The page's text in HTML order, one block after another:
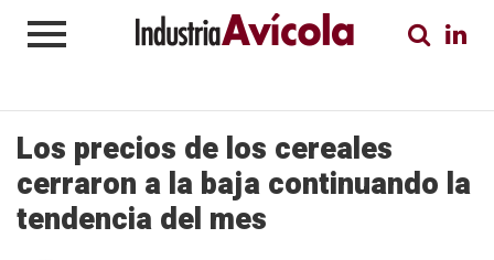
Los precios de los cereales
cerraron a la baja continuando la
tendencia del mes